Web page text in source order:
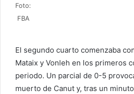
Foto:
FBA
El segundo cuarto comenzaba
Mataix y Vonleh en los primeros
periodo. Un parcial de 0-5
muerto de Canut y, tras un